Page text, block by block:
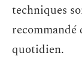
techniques
recommandé
quotidien.